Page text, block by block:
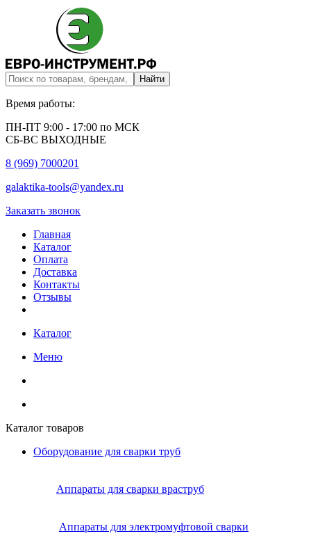
Время работы:
ПН-ПТ 9:00 - 17:00 по МСК
СБ-ВС ВЫХОДНЫЕ
8 (969) 7000201
galaktika-tools@yandex.ru
Заказать звонок
Главная
Каталог
Оплата
Доставка
Контакты
Отзывы
Каталог
Меню
Каталог товаров
Оборудование для сварки труб
Аппараты для сварки враструб
Аппараты для электромуфтовой сварки